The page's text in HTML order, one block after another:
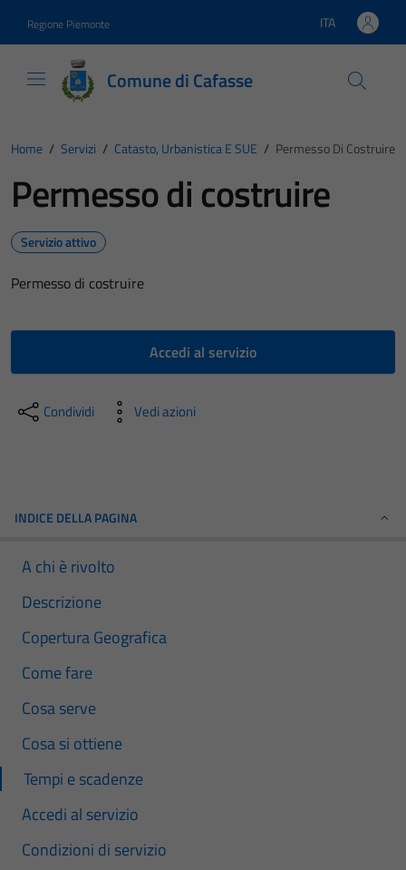
Regione Piemonte Lingua attiva:
ITA
Comune di Cafasse
Home / Servizi / Catasto, Urbanistica E SUE / Permesso Di Costruire
Permesso di costruire
Servizio attivo
Permesso di costruire
Accedi al servizio
Condividi Vedi azioni
INDICE DELLA PAGINA
A chi è rivolto
Descrizione
Copertura Geografica
Come fare
Cosa serve
Cosa si ottiene
Tempi e scadenze
Accedi al servizio
Condizioni di servizio